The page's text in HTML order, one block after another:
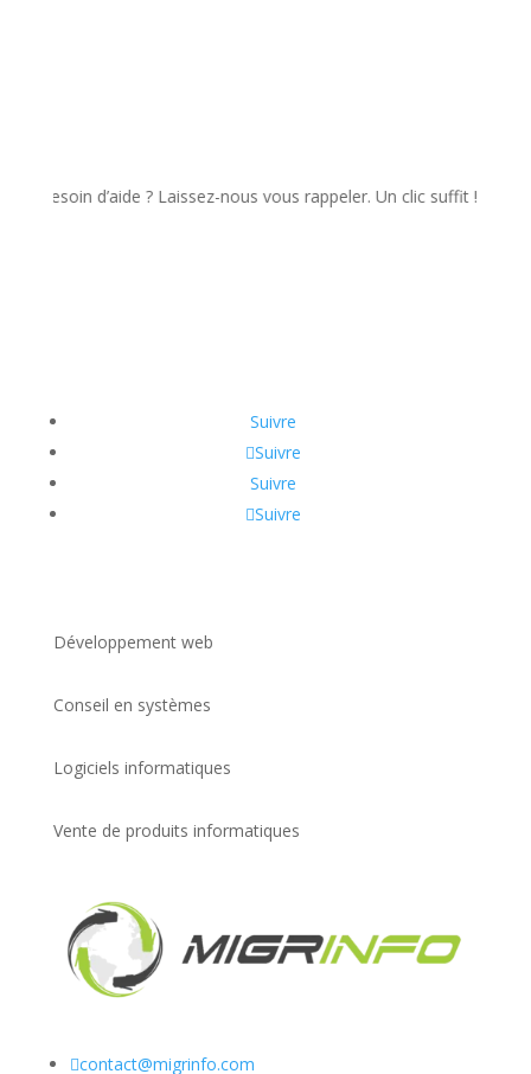
d’aide ? Laissez-nous vous rappeler. Un clic suffit !
Suivre
Suivre
Suivre
Suivre
Développement web
Conseil en systèmes
Logiciels informatiques
Vente de produits informatiques
contact@migrinfo.com